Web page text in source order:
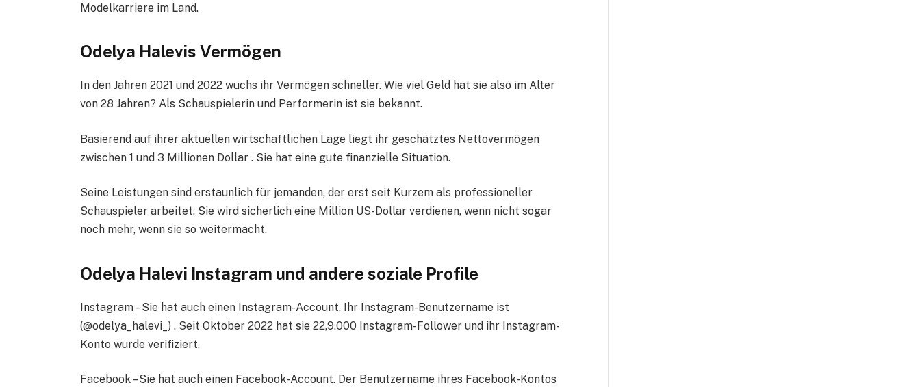
Modelkarriere im Land.
Odelya Halevis Vermögen
In den Jahren 2021 und 2022 wuchs ihr Vermögen schneller. Wie viel Geld hat sie also im Alter
von 28 Jahren? Als Schauspielerin und Performerin ist sie bekannt.
Basierend auf ihrer aktuellen wirtschaftlichen Lage liegt ihr geschätztes Nettovermögen
zwischen 1 und 3 Millionen Dollar . Sie hat eine gute finanzielle Situation.
Seine Leistungen sind erstaunlich für jemanden, der erst seit Kurzem als professioneller
Schauspieler arbeitet. Sie wird sicherlich eine Million US-Dollar verdienen, wenn nicht sogar
noch mehr, wenn sie so weitermacht.
Odelya Halevi Instagram und andere soziale Profile
Instagram – Sie hat auch einen Instagram-Account. Ihr Instagram-Benutzername ist
(@odelya_halevi_) . Seit Oktober 2022 hat sie 22,9.000 Instagram-Follower und ihr Instagram-
Konto wurde verifiziert.
Facebook – Sie hat auch einen Facebook-Account. Der Benutzername ihres Facebook-Kontos